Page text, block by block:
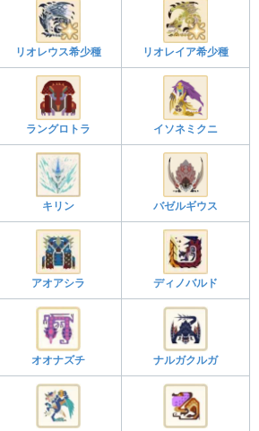
リオレウス希少種 リオレイア希少種
ラングロトラ イソネミクニ
キリン バゼルギウス
アオアシラ ディノバルド
オオナズチ ナルガクルガ